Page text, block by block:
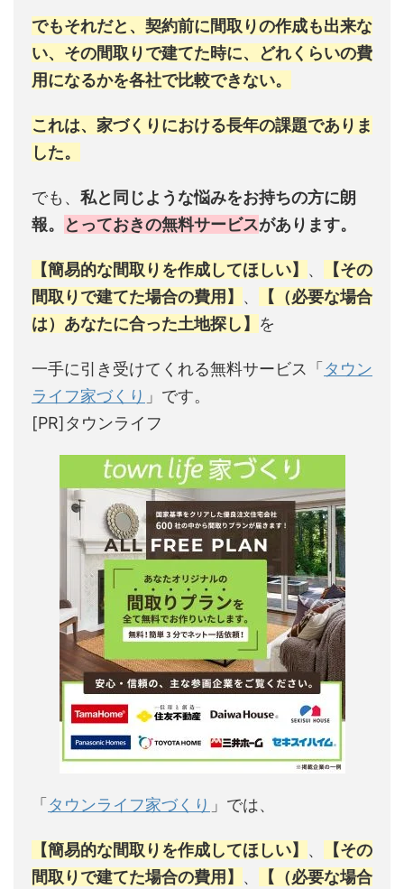
でもそれだと、契約前に間取りの作成も出来な
い、その間取りで建てた時に、どれくらいの費
用になるかを各社で比較できない。
これは、家づくりにおける長年の課題でありま
した。
でも、 私と同じような悩みをお持ちの方に朗
報。
とっておきの無料サービスがあります。
【簡易的な間取りを作成してほしい】 、
【その
間取りで建てた場合の費用】 、
【（必要な場合
は）あなたに合った土地探し】 を
一手に引き受けてくれる無料サービス「 タウン
ライフ家づくり 」です。
[PR]タウンライフ
「 タウンライフ家づくり 」では、
【簡易的な間取りを作成してほしい】 、
【その
間取りで建てた場合の費用】 、
【（必要な場合